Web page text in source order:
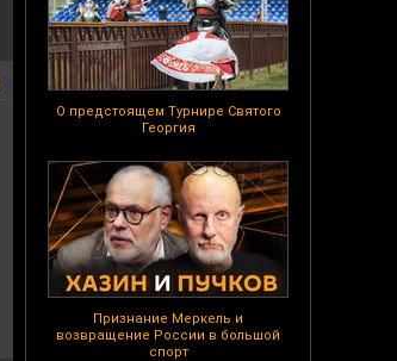
О предстоящем Турнире Святого
Георгия
Признание Меркель и
возвращение России в большой
спорт